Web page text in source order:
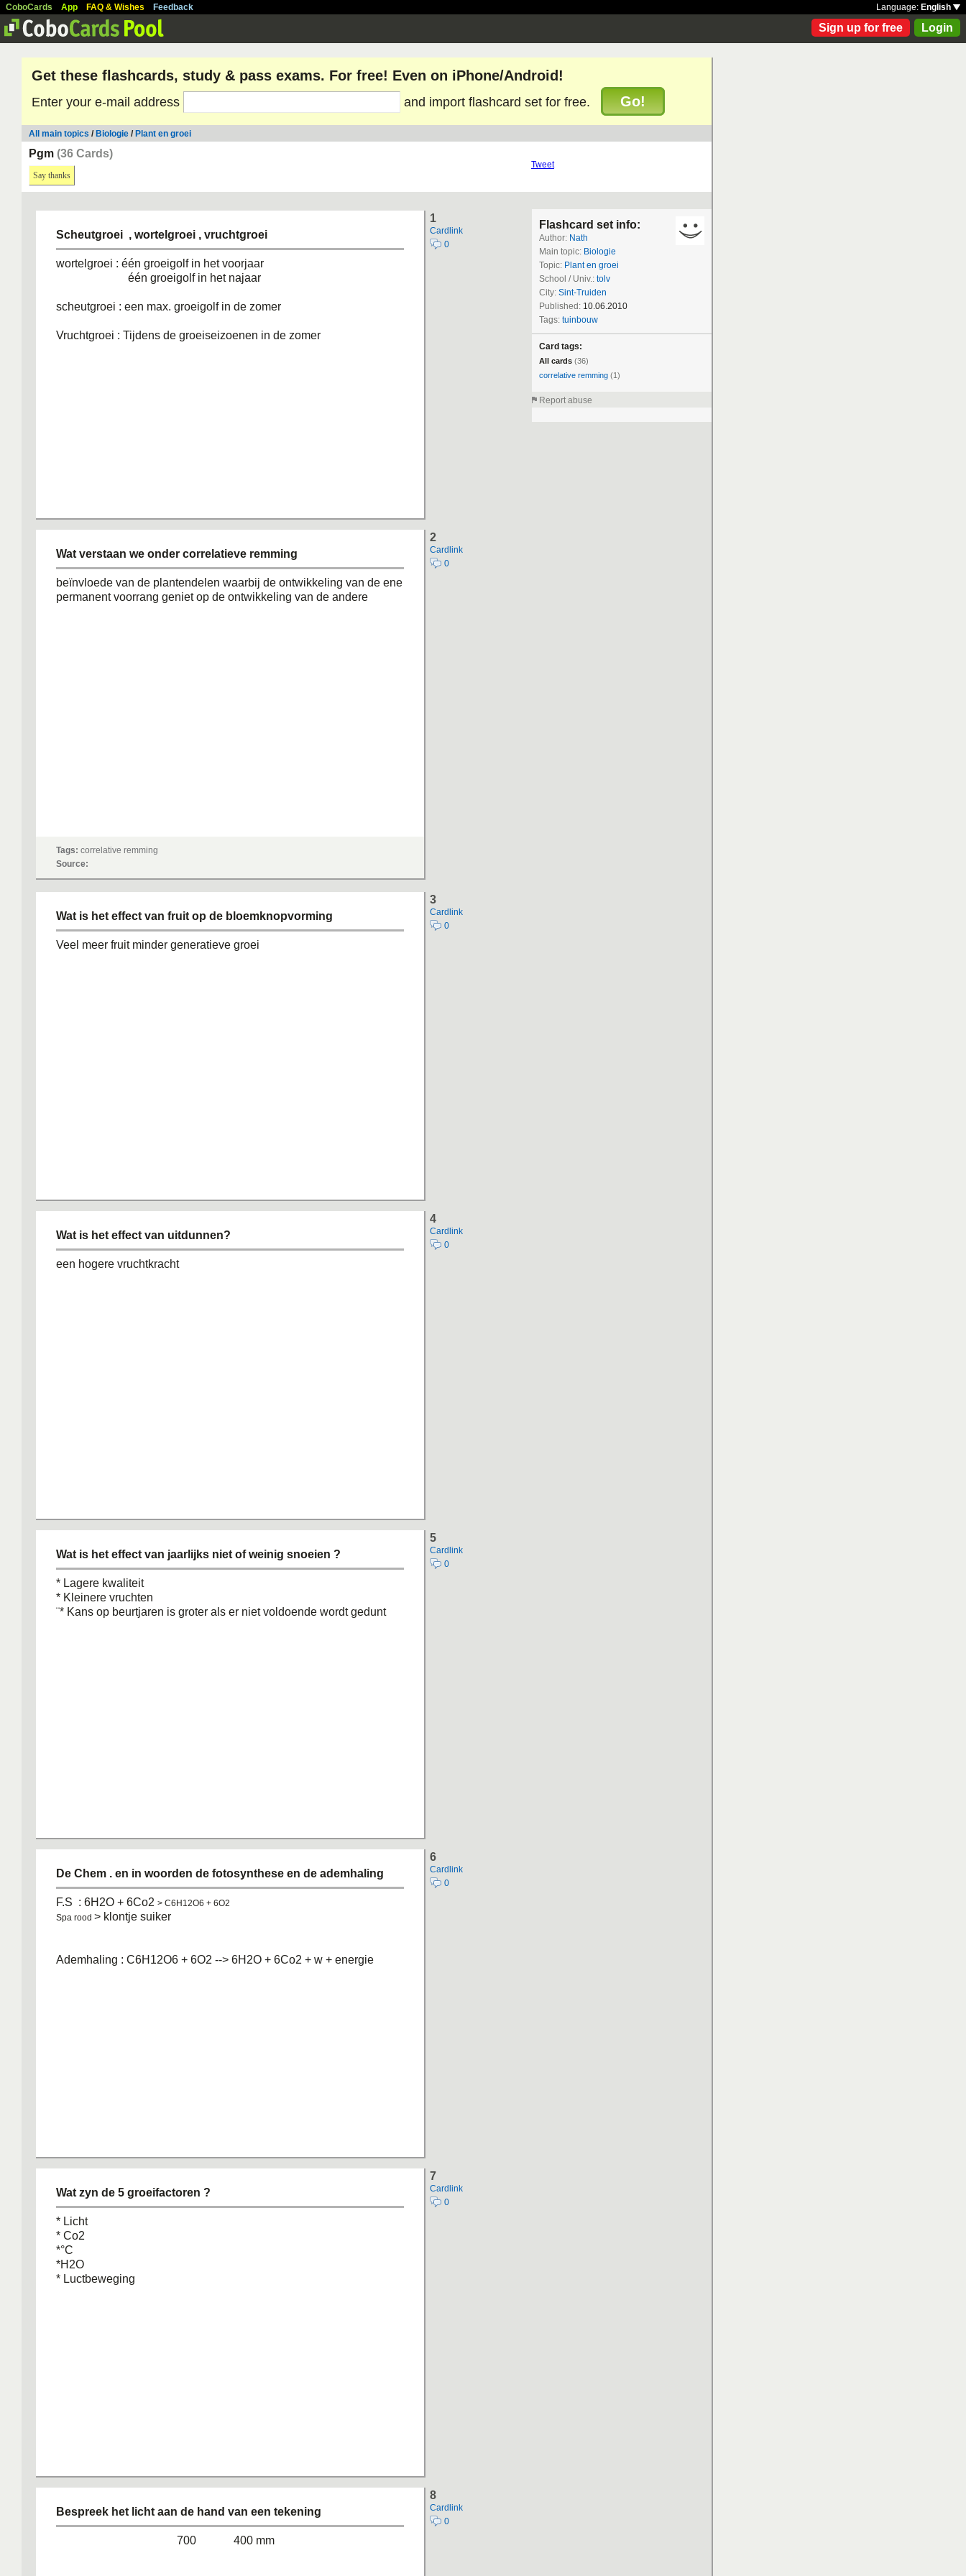
CoboCards App FAQ & Wishes Feedback Language: English
Sign up for free Login
Get these flashcards, study & pass exams. For free! Even on iPhone/Android!
Enter your e-mail address and import flashcard set for free. Go!
All main topics / Biologie / Plant en groei
Pgm (36 Cards)
Say thanks
Tweet
1
Cardlink
0
Scheutgroei , wortelgroei , vruchtgroei
wortelgroei : één groeigolf in het voorjaar
één groeigolf in het najaar
scheutgroei : een max. groeigolf in de zomer
Vruchtgroei : Tijdens de groeiseizoenen in de zomer
2
Cardlink
0
Wat verstaan we onder correlatieve remming
beïnvloede van de plantendelen waarbij de ontwikkeling van de ene
permanent voorrang geniet op de ontwikkeling van de andere
Tags: correlative remming
Source:
3
Cardlink
0
Wat is het effect van fruit op de bloemknopvorming
Veel meer fruit minder generatieve groei
4
Cardlink
0
Wat is het effect van uitdunnen?
een hogere vruchtkracht
5
Cardlink
0
Wat is het effect van jaarlijks niet of weinig snoeien ?
* Lagere kwaliteit
* Kleinere vruchten
¨* Kans op beurtjaren is groter als er niet voldoende wordt gedunt
6
Cardlink
0
De Chem . en in woorden de fotosynthese en de ademhaling
F.S : 6H2O + 6Co2 > C6H12O6 + 6O2
Spa rood > klontje suiker
Ademhaling : C6H12O6 + 6O2 --> 6H2O + 6Co2 + w + energie
7
Cardlink
0
Wat zyn de 5 groeifactoren ?
* Licht
* Co2
*°C
*H2O
* Luctbeweging
8
Cardlink
0
Bespreek het licht aan de hand van een tekening
700 400 mm
Flashcard set info:
Author: Nath
Main topic: Biologie
Topic: Plant en groei
School / Univ.: tolv
City: Sint-Truiden
Published: 10.06.2010
Tags: tuinbouw
Card tags:
All cards (36)
correlative remming (1)
Report abuse